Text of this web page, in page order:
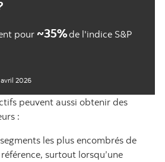
pour ~35%de l'indice S&P
2026
peuvent aussi obtenir des
:
les plus encombrés de
surtout lorsqu’une